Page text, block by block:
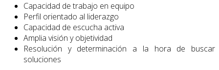
Capacidad de trabajo en equipo
Perfil orientado al liderazgo
Capacidad de escucha activa
Amplia visión y objetividad
Resolución y determinación a la hora de buscar
soluciones